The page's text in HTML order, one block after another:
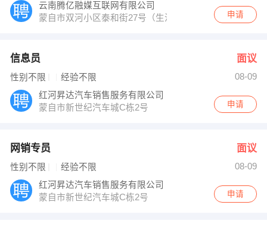
云南腾亿融媒互联网有限公司
蒙自市双河小区泰和街27号（生活家的院子）餐厅
申请
信息员 面议
性别不限 经验不限
08-09
红河昇达汽车销售服务有限公司
蒙自市新世纪汽车城C栋2号
申请
网销专员 面议
性别不限 经验不限
08-09
红河昇达汽车销售服务有限公司
蒙自市新世纪汽车城C栋2号
申请